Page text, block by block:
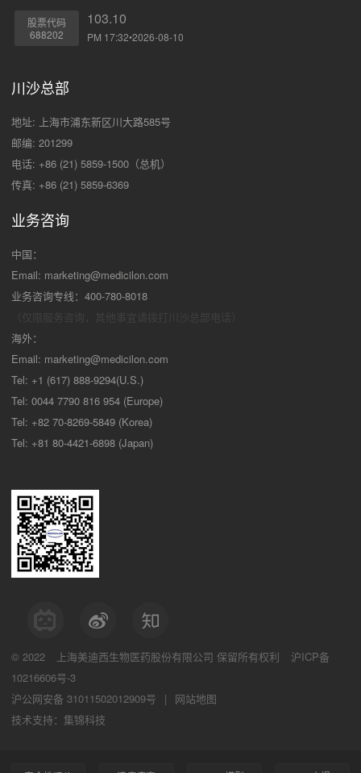
股票代码
688202
103.10
PM 17:32•2026-08-10
川沙总部
地址: 上海市浦东新区川大路585号
邮编: 201299
电话: +86 (21) 5859-1500（总机）
传真: +86 (21) 5859-6369
业务咨询
中国：
Email: marketing@medicilon.com
业务咨询专线：400-780-8018
海外：
Email: marketing@medicilon.com
Tel: +1 (617) 888-9294(U.S.)
Tel: 0044 7790 816 954 (Europe)
Tel: +82 70-8269-5849 (Korea)
Tel: +81 80-4421-6898 (Japan)
© 2022 上海美迪西生物医药股份有限公司 保留所有权利
沪ICP备
10216606号-3
沪公网安备 31011502012909号
|
网站地图
技术支持：集锦科技